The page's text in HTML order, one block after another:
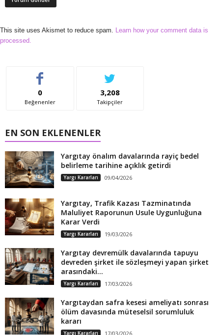
This site uses Akismet to reduce spam. Learn how your comment data is
processed.
0
Beğenenler
3,208
Takipçiler
EN SON EKLENENLER
Yargıtay önalım davalarında rayiç bedel
belirleme tarihine açıklık getirdi
Yargı Kararları 09/04/2026
Yargıtay, Trafik Kazası Tazminatında
Maluliyet Raporunun Usule Uygunluğuna
Karar Verdi
Yargı Kararları 19/03/2026
Yargıtay devremülk davalarında tapuyu
devreden şirket ile sözleşmeyi yapan şirket
arasındaki...
Yargı Kararları 17/03/2026
Yargıtaydan safra kesesi ameliyatı sonrası
ölüm davasında müteselsil sorumluluk
kararı
Yargı Kararları 17/03/2026